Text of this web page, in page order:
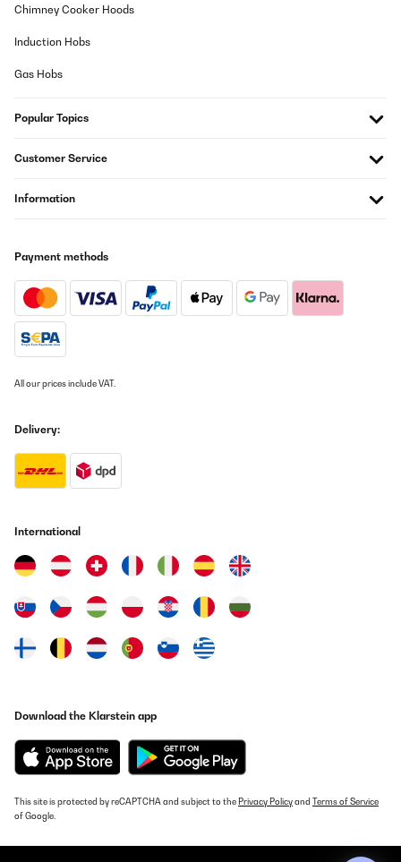
Speriamo che duri il precedente impianto auna concept 620 dopo
fastidioso.
05/05/2024
fastidioso.
Utente Amazon
Translate
Translate
Fonctionne très bien connexion en 5.1 sur une télé en optique et
puissance mais cela suffit pour profiter correctement La
télécommande n'est pas génial faut appuyer plusieurs fois avant
Utilisateur d'Amazon
Rapport qualité/prix convenable. Cependant un petit équaliseur
On verra à l'usage sur ca fiabilité dans le temps
Chimney Cooker Hoods
Induction Hobs
Gas Hobs
Popular Topics
Customer Service
Information
Payment methods
All our prices include VAT.
Delivery:
International
Download the Klarstein app
This site is protected by reCAPTCHA and subject to the Privacy Policyand Terms of Service
of Google.